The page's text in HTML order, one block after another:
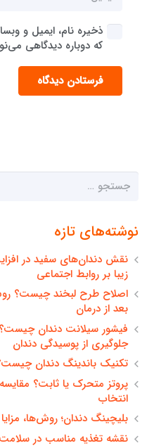
ذخیره نام، ایمیل و
که دوباره دیدگاهی
فرستادن دیدگاه
جستجو
نوشته‌های تازه
نقش دندان‌های سفید در
زیبا بر روابط اجتماعی
اصلاح طرح لبخند چیست؟
بعد از درمان
فیشور سیلانت دندان چیست؟
جلوگیری از پوسیدگی دندان
تکنیک باندینگ دندان
پروتز متحرک یا ثابت؟
انتخاب
بلیچینگ دندان؛ روش‌ها،
نقشه تغذیه مناسب در